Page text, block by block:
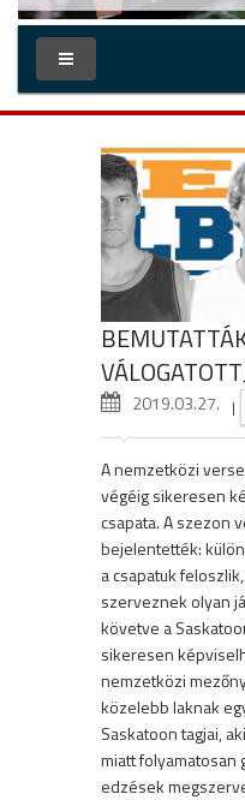
2019.03.27. |
A nemzetközi
végéig sikeresen
csapata. A szezon
bejelentették:
a csapatuk
szerveznek olyan
követve a
sikeresen
nemzetközi
közelebb laknak
Saskatoon tagjai,
miatt folyamatosan
edzések